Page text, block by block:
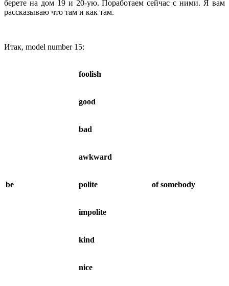
берете на дом 19 и 20-ую. Поработаем сейчас с ними. Я вам
рассказываю что там и как там.
Итак, model number 15:
foolish
good
bad
awkward
be polite of somebody
impolite
kind
nice